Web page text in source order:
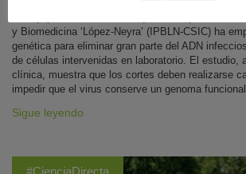
y Biomedicina ‘López-Neyra’ (IPBLN-CSIC) ha
genética para eliminar gran parte del ADN
de células intervenidas en laboratorio. El estudio,
clínica, muestra que los cortes deben realizarse
impedir que el virus conserve un genoma funcional.
Sigue leyendo
#CienciaDirecta